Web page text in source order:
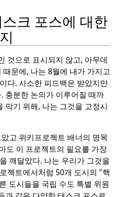
크 포스에 대한
것으로 표시되지 않고, 아무데
문에, 나는 8월에 내가 가지고
다. 사소한 피드백은 받았지만
충분한 논의가 이루어질 때까
막기 위해, 나는 그것을 고정시
고 위키프로젝트 배너의 명목
도 이 프로젝트의 필요를 가장
깨달았다. 나는 우리가 그것을
젝트에서처럼 50개 도시의 "핵
도시들을 국립 수도 특별 위원